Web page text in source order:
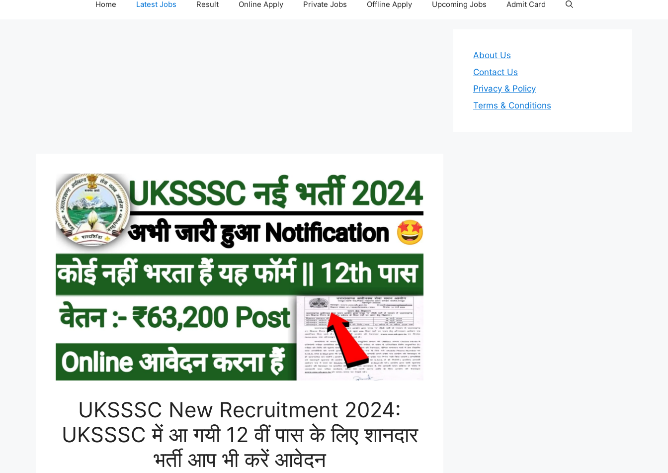
Home Latest Jobs Result Online Apply Private Jobs Offline Apply Upcoming Jobs Admit Card
UKSSSC New Recruitment 2024:
UKSSSC में आ गयी 12 वीं पास के लिए शानदार
भर्ती आप भी करें आवेदन
About Us
Contact Us
Privacy & Policy
Terms & Conditions